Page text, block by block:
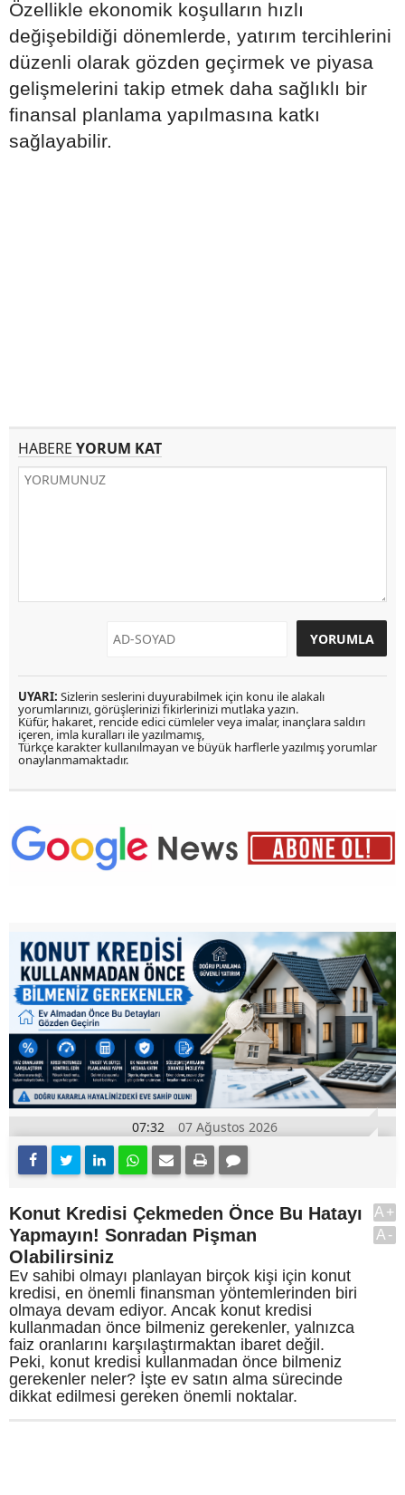
Özellikle ekonomik koşulların hızlı
değişebildiği dönemlerde, yatırım tercihlerini
düzenli olarak gözden geçirmek ve piyasa
gelişmelerini takip etmek daha sağlıklı bir
finansal planlama yapılmasına katkı
sağlayabilir.
HABERE YORUM KAT
UYARI: Sizlerin seslerini duyurabilmek için konu ile alakalı
yorumlarınızı, görüşlerinizi fikirlerinizi mutlaka yazın.
Küfür, hakaret, rencide edici cümleler veya imalar, inançlara saldırı
içeren, imla kuralları ile yazılmamış,
Türkçe karakter kullanılmayan ve büyük harflerle yazılmış yorumlar
onaylanmamaktadır.
07:32 07 Ağustos 2026
Konut Kredisi Çekmeden Önce Bu Hatayı
Yapmayın! Sonradan Pişman
Olabilirsiniz
Ev sahibi olmayı planlayan birçok kişi için konut
kredisi, en önemli finansman yöntemlerinden biri
olmaya devam ediyor. Ancak konut kredisi
kullanmadan önce bilmeniz gerekenler, yalnızca
faiz oranlarını karşılaştırmaktan ibaret değil.
Peki, konut kredisi kullanmadan önce bilmeniz
gerekenler neler? İşte ev satın alma sürecinde
dikkat edilmesi gereken önemli noktalar.
A+
A-